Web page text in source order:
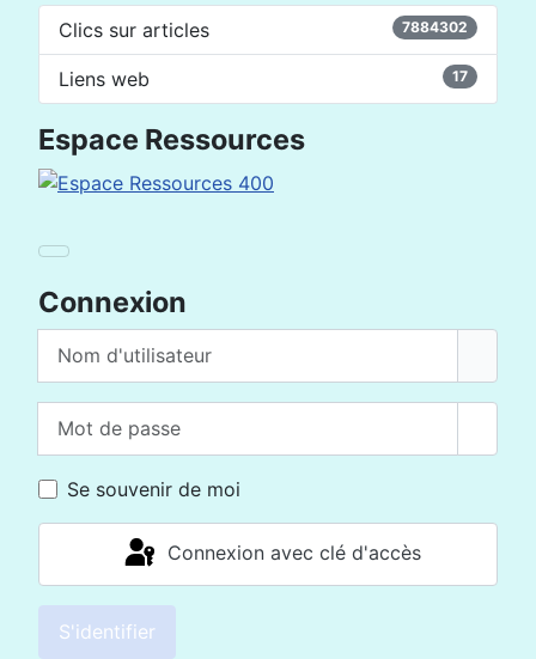
Espace Ressources
Connexion
Se souvenir de moi
Connexion avec clé d'accès
S'identifier
Clics sur articles 7884302
Liens web 17